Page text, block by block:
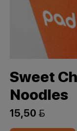
Sweet
Noodles
15,50 